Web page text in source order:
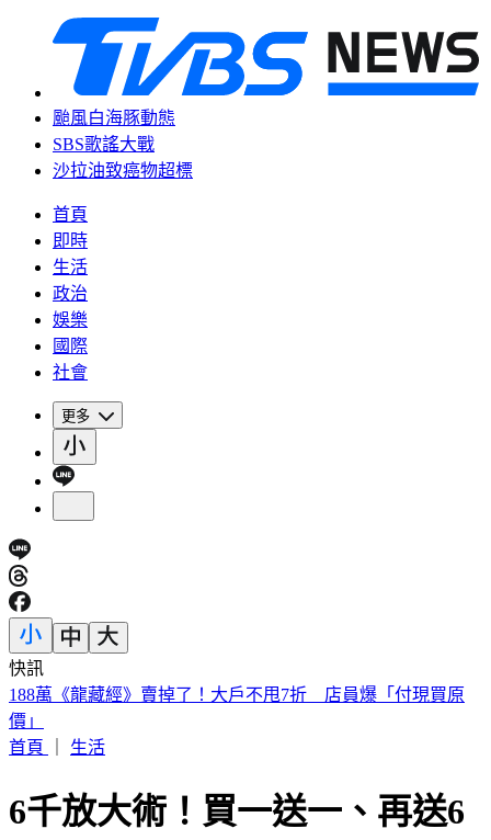
颱風白海豚動態
SBS歌謠大戰
沙拉油致癌物超標
首頁
即時
生活
政治
娛樂
國際
社會
更多
快訊
遠見天下創辦人高希均90歲辭世！「長壽5秘訣」曝 醫生也
認同
首頁
生活
6千放大術！買一送一、再送6